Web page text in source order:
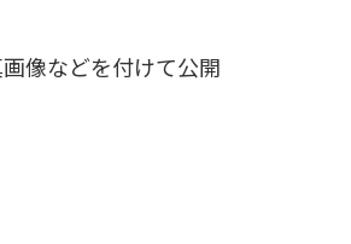
像などを付けて公開